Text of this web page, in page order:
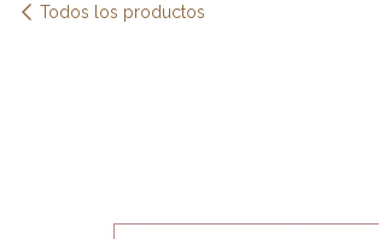
Todos los productos